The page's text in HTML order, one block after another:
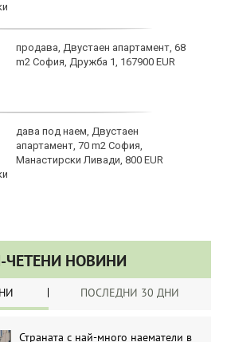
продава, Двустаен апартамент, 68
m2 София, Дружба 1, 167900 EUR
дава под наем, Двустаен
апартамент, 70 m2 София,
Манастирски Ливади, 800 EUR
ЧЕТЕНИ НОВИНИ
ПОСЛЕДНИ 30 ДНИ
Страната с най-много наематели в